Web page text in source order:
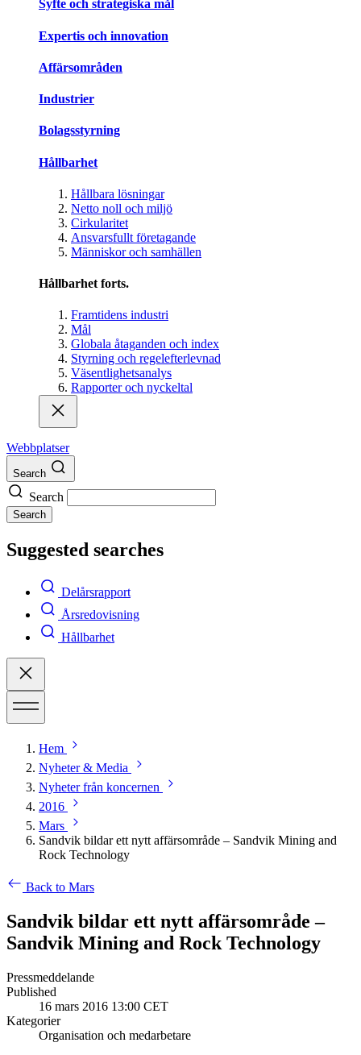
Syfte och strategiska mål
Expertis och innovation
Affärsområden
Industrier
Bolagsstyrning
Hållbarhet
Hållbara lösningar
Netto noll och miljö
Cirkularitet
Ansvarsfullt företagande
Människor och samhällen
Hållbarhet forts.
Framtidens industri
Mål
Globala åtaganden och index
Styrning och regelefterlevnad
Väsentlighetsanalys
Rapporter och nyckeltal
Webbplatser
Search
Search
Search
Suggested searches
Delårsrapport
Årsredovisning
Hållbarhet
Hem
Nyheter & Media
Nyheter från koncernen
2016
Mars
Sandvik bildar ett nytt affärsområde – Sandvik Mining and
Rock Technology
Back to Mars
Sandvik bildar ett nytt affärsområde –
Sandvik Mining and Rock Technology
Pressmeddelande
Published
16 mars 2016 13:00 CET
Kategorier
Organisation och medarbetare